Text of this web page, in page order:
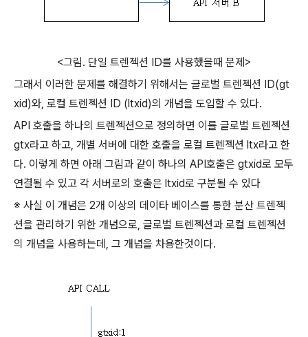
<그림. 단일 트렌젝션 ID를 사용했을때 문제>
그래서 이러한 문제를 해결하기 위해서는 글로벌 트렌젝션 ID(gt
xid)와, 로컬 트렌젝션 ID (ltxid)의 개념을 도입할 수 있다.
API 호출을 하나의 트렌젝션으로 정의하면 이를 글로벌 트렌젝션
gtx라고 하고, 개별 서버에 대한 호출을 로컬 트렌젝션 ltx라고 한
다. 이렇게 하면 아래 그림과 같이 하나의 API호출은 gtxid로 모두
연결될 수 있고 각 서버로의 호출은 ltxid로 구분될 수 있다
※ 사실 이 개념은 2개 이상의 데이타 베이스를 통한 분산 트렌젝
션을 관리하기 위한 개념으로, 글로벌 트렌젝션과 로컬 트렌젝션
의 개념을 사용하는데, 그 개념을 차용한것이다.